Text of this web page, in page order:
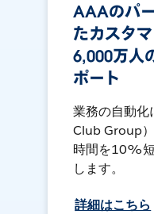
AAAのパ
たカスタ
6,000万人
ポート
業務の自動
Club Group
時間を10%
します。
詳細はこちら